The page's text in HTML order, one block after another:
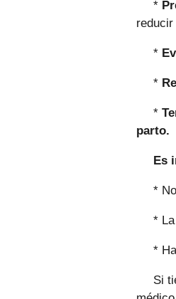
*
*
*
*
parto.
Es
*
*
*
Si